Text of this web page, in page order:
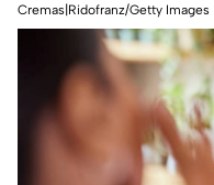
Cremas|Ridofranz/Getty Images